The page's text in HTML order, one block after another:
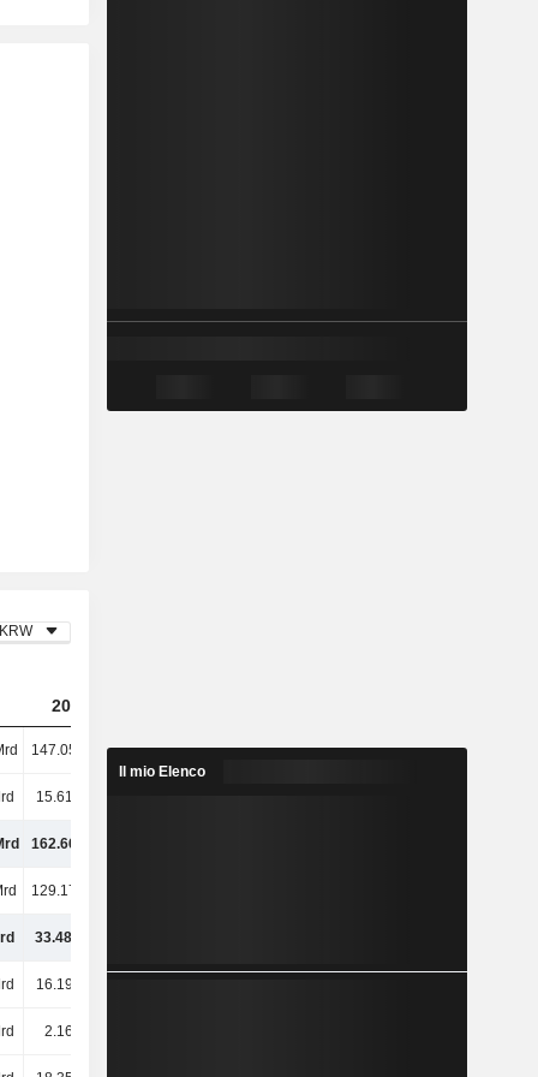
KRW
2023
147.053 Mrd 155.295 Mrd 163.893 Mrd
15.610 Mrd
162.664 Mrd
129.179 Mrd
33.484 Mrd
16.194 Mrd
2.163 Mrd
Il mio Elenco